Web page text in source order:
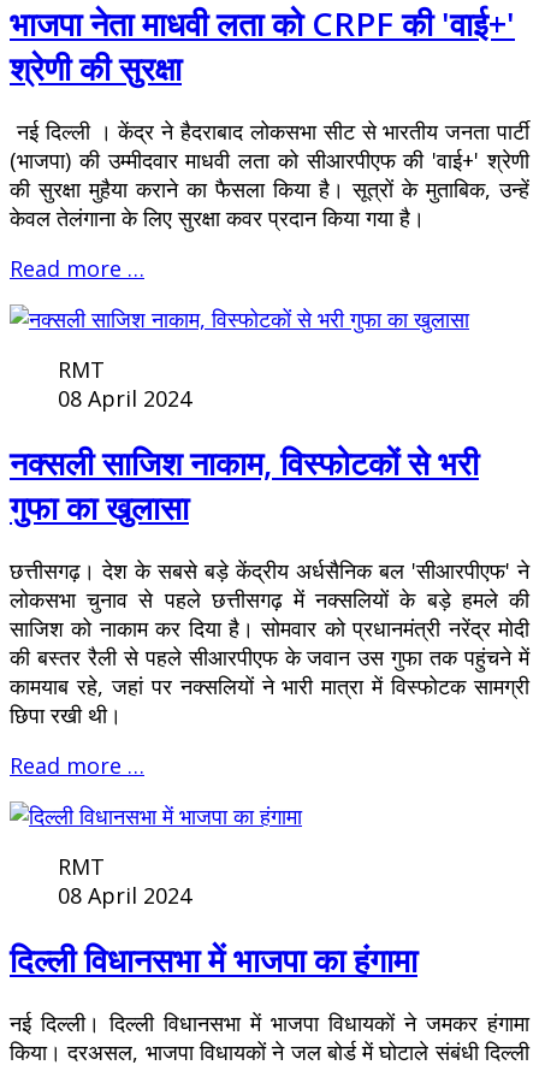
भाजपा नेता माधवी लता को CRPF की 'वाई+'
श्रेणी की सुरक्षा
नई दिल्ली । केंद्र ने हैदराबाद लोकसभा सीट से भारतीय जनता पार्टी
(भाजपा) की उम्मीदवार माधवी लता को सीआरपीएफ की 'वाई+' श्रेणी
की सुरक्षा मुहैया कराने का फैसला किया है। सूत्रों के मुताबिक, उन्हें
केवल तेलंगाना के लिए सुरक्षा कवर प्रदान किया गया है।
Read more …
RMT
08 April 2024
नक्सली साजिश नाकाम, विस्फोटकों से भरी
गुफा का खुलासा
छत्तीसगढ़। देश के सबसे बड़े केंद्रीय अर्धसैनिक बल 'सीआरपीएफ' ने
लोकसभा चुनाव से पहले छत्तीसगढ़ में नक्सलियों के बड़े हमले की
साजिश को नाकाम कर दिया है। सोमवार को प्रधानमंत्री नरेंद्र मोदी
की बस्तर रैली से पहले सीआरपीएफ के जवान उस गुफा तक पहुंचने में
कामयाब रहे, जहां पर नक्सलियों ने भारी मात्रा में विस्फोटक सामग्री
छिपा रखी थी।
Read more …
RMT
08 April 2024
दिल्ली विधानसभा में भाजपा का हंगामा
नई दिल्ली। दिल्ली विधानसभा में भाजपा विधायकों ने जमकर हंगामा
किया। दरअसल, भाजपा विधायकों ने जल बोर्ड में घोटाले संबंधी दिल्ली